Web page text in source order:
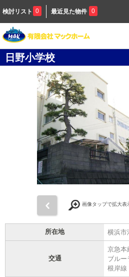
検討リスト 0 最近見た物件 0
日野小学校
画像タップで拡大表
所在地 横浜市
交通
京急本
ブルー
根岸線